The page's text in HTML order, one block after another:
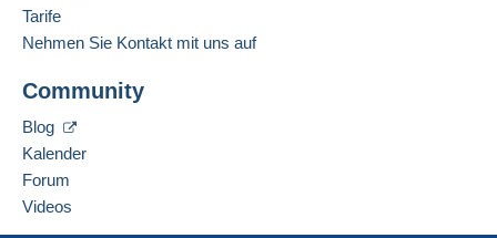
Tarife
Nehmen Sie Kontakt mit uns auf
Community
Blog
Kalender
Forum
Videos